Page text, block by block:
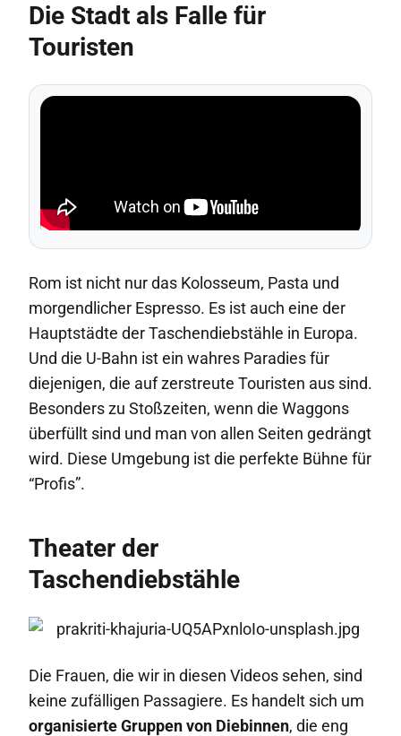
Die Stadt als Falle für
Touristen
Rom ist nicht nur das Kolosseum, Pasta und
morgendlicher Espresso. Es ist auch eine der
Hauptstädte der Taschendiebstähle in Europa.
Und die U-Bahn ist ein wahres Paradies für
diejenigen, die auf zerstreute Touristen aus sind.
Besonders zu Stoßzeiten, wenn die Waggons
überfüllt sind und man von allen Seiten gedrängt
wird. Diese Umgebung ist die perfekte Bühne für
“Profis”.
Theater der
Taschendiebstähle
Die Frauen, die wir in diesen Videos sehen, sind
keine zufälligen Passagiere. Es handelt sich um
organisierte Gruppen von Diebinnen, die eng